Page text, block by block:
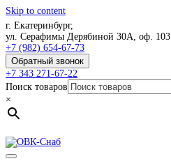
Skip to content
г. Екатеринбург,
ул. Серафимы Дерябиной 30А, оф. 103
+7 (982) 654-67-73
Обратный звонок
+7 343 271-67-22
Поиск товаров
×